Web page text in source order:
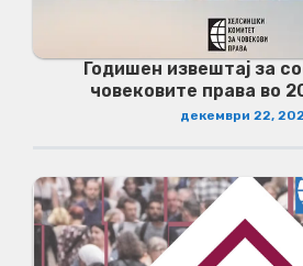
Годишен извештај за
човековите права во
декември 22,